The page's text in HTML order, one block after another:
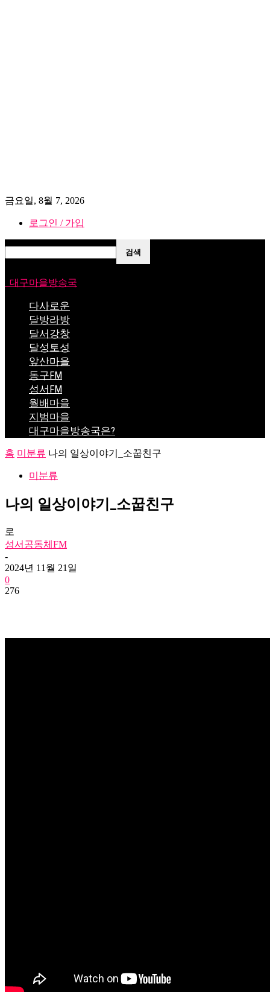
금요일, 8월 7, 2026
로그인 / 가입
대구마을방송국
다사로운
달방라방
달서강창
달성토성
앞산마을
동구FM
성서FM
월배마을
지범마을
대구마을방송국은?
홈 미분류 나의 일상이야기_소꿉친구
미분류
나의 일상이야기_소꿉친구
로
성서공동체FM
-
2024년 11월 21일
0
276